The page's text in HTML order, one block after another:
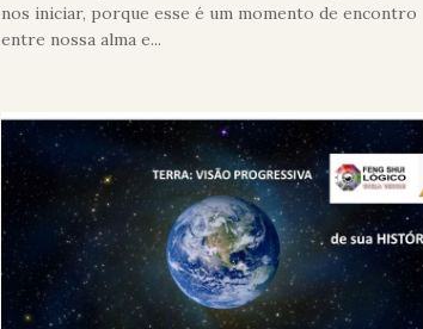
nos iniciar, porque esse é um momento de encontro
entre nossa alma e...